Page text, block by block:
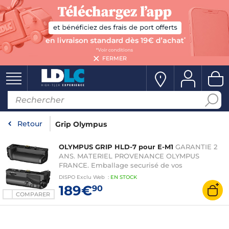
FERMER
Retour Grip Olympus
COMPARER
OLYMPUS GRIP HLD-7 pour E-M1 GARANTIE 2
ANS. MATERIEL PROVENANCE OLYMPUS
FRANCE. Emballage securisé de vos
commandes. Livré avec Facture dont TVA.
DISPO Exclu Web : EN STOCK
189€90